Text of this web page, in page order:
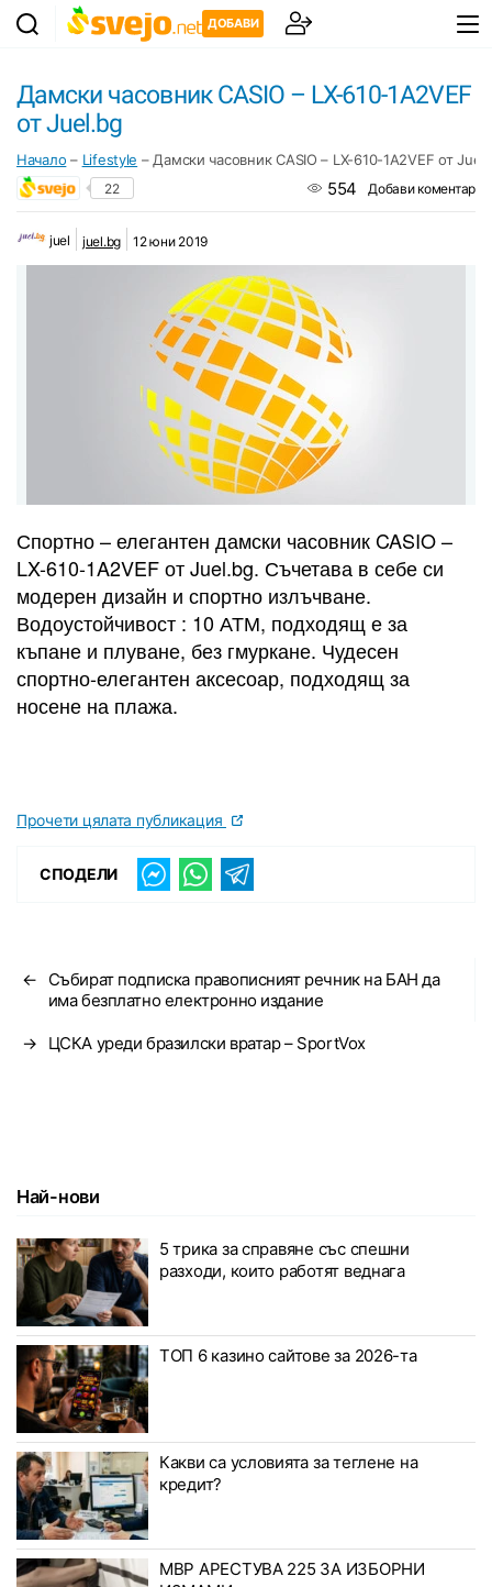
ДОБАВИ
Дамски часовник CASIO – LX-610-1A2VEF
от Juel.bg
Начало – Lifestyle – Дамски часовник CASIO – LX-610-1A2VEF от
22 554 Добави коментар
juel juel.bg 12 юни 2019
Спортно – елегантен дамски часовник CASIO –
LX-610-1A2VEF от Juel.bg. Съчетава в себе си
модерен дизайн и спортно излъчване.
Водоустойчивост : 10 АТМ, подходящ е за
къпане и плуване, без гмуркане. Чудесен
спортно-елегантен аксесоар, подходящ за
носене на плажа.
Прочети цялата публикация
СПОДЕЛИ
←
Събират подписка правописният речник на БАН да
има безплатно електронно издание
→ ЦСКА уреди бразилски вратар – SportVox
Най-нови
5 трика за справяне със спешни
разходи, които работят веднага
ТОП 6 казино сайтове за 2026-та
Какви са условията за теглене на
кредит?
МВР АРЕСТУВА 225 ЗА ИЗБОРНИ